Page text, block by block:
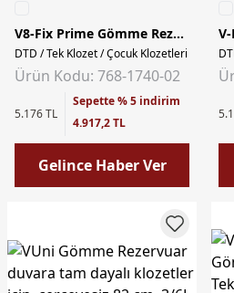
V8-Fix Prime Gömme Rezervuar
DTD / Tek Klozet / Çocuk Klozetleri için GR
Ürün Kodu: 768-1740-02
5.176 TL
Sepette % 5 indirim
4.917,2 TL
Gelince Haber Ver